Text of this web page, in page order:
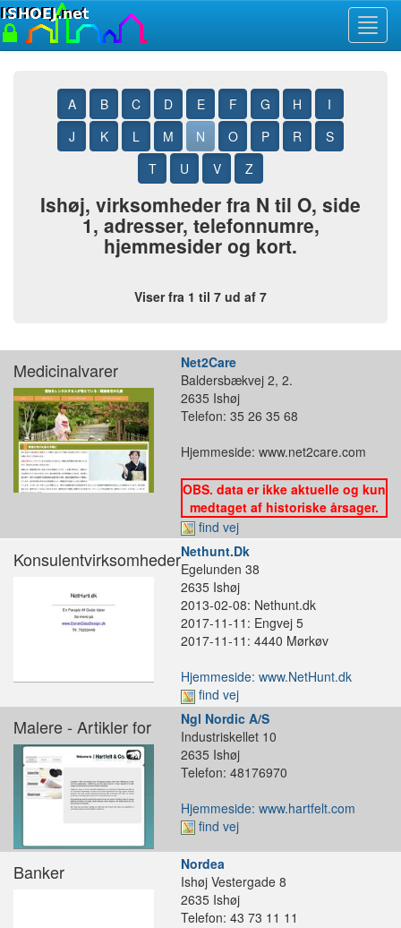
A B C D E F G H
I
J
K L M N O P R
S
T
U V Z
Ishøj, virksomheder fra N til O, side
1, adresser, telefonnumre,
hjemmesider og kort.
Viser fra 1 til 7 ud af 7
Medicinalvarer
Net2Care
Baldersbækvej 2, 2.
2635 Ishøj
Telefon: 35 26 35 68
Hjemmeside: www.net2care.com
OBS. data er ikke aktuelle og kun
medtaget af historiske årsager.
find vej
KonsulentvirksomhederNethunt.Dk
Egelunden 38
2635 Ishøj
2013-02-08: Nethunt.dk
2017-11-11: Engvej 5
2017-11-11: 4440 Mørkøv
Hjemmeside: www.NetHunt.dk
find vej
Malere - Artikler for
Ngl Nordic A/S
Industriskellet 10
2635 Ishøj
Telefon: 48176970
Hjemmeside: www.hartfelt.com
find vej
Banker
Nordea
Ishøj Vestergade 8
2635 Ishøj
Telefon: 43 73 11 11